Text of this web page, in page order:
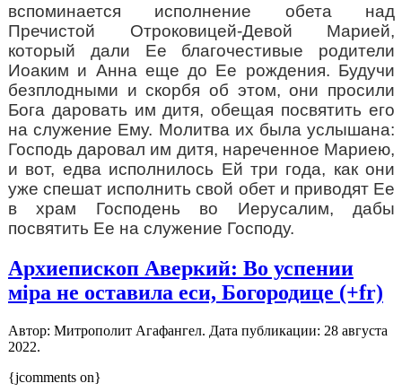
вспоминается исполнение обета над
Пречистой Отроковицей-Девой Марией,
который дали Ее благочестивые родители
Иоаким и Анна еще до Ее рождения. Будучи
безплодными и скорбя об этом, они просили
Бога даровать им дитя, обещая посвятить его
на служение Ему. Молитва их была услышана:
Господь даровал им дитя, нареченное Мариею,
и вот, едва исполнилось Ей три года, как они
уже спешат исполнить свой обет и приводят Ее
в храм Господень во Иерусалим, дабы
посвятить Ее на служение Господу.
Архиепископ Аверкий: Во успении
мiра не оставила еси, Богородице (+fr)
Автор: Митрополит Агафангел. Дата публикации: 28 августа
2022.
{jcomments on}